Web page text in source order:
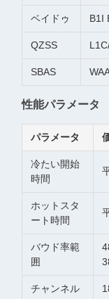
ベイドゥ B1I
QZSS
SBAS
性能パラメータ
パラメータ
冷たい開始
時間
ホットスタ
ート時間
バウド率範
囲
チャンネル